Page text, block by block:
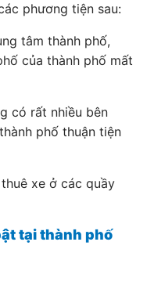
phương tiện sau:
tâm thành phố,
của thành phố mất
có rất nhiều bên
phố thuận tiện
xe ở các quầy
tại thành phố